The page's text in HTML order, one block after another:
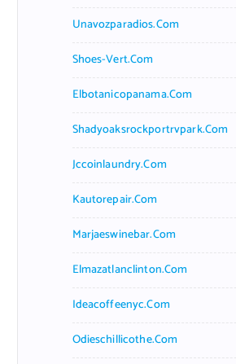
Unavozparadios.com
Shoes-Vert.com
Elbotanicopanama.com
Shadyoaksrockportrvpark.com
Jccoinlaundry.com
Kautorepair.com
Marjaeswinebar.com
Elmazatlanclinton.com
Ideacoffeenyc.com
Odieschillicothe.com